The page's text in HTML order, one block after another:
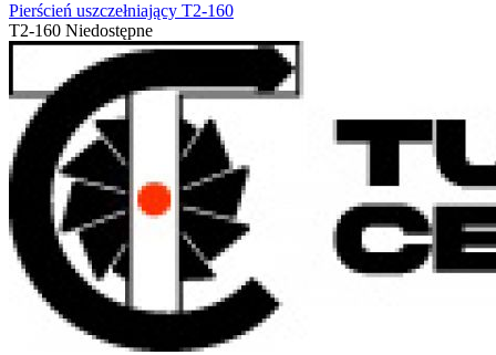
Pierścień uszczełniający T2-160
T2-160 Niedostępne